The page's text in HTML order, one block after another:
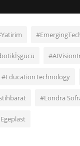
#EducationTechnology
#Londra
Egeplast